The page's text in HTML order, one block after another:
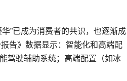
”已成为消费者的共识，也逐渐成
告》数据显示：智能化和高端配
驾驶辅助系统；高端配置（如冰